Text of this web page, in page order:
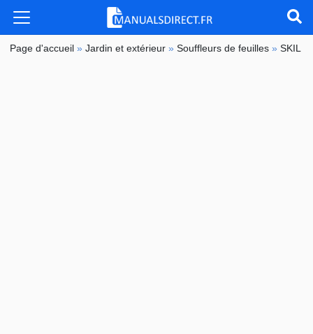
Page d'accueil »Jardin et extérieur »Souffleurs de feuilles »SKIL